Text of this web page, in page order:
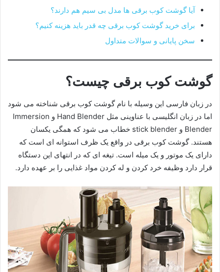
آیا گوشت کوب برقی ها مدل بی سیم هم دارند؟
برای خرید گوشت کوب برقی چه قدر باید هزینه کنیم؟
سخن پایانی و سوالات متداول
گوشت کوب برقی چیست؟
در زبان فارسی این وسیله با نام گوشت کوب برقی شناخته می شود
اما در زبان انگلیسی با عناوینی مثل Hand Blender و Immersion
Blender و stick blender خطاب می شود که همگی یکسان
هستند. گوشت کوب برقی در واقع یک ظرف استوانه ای است که
دارای یک موتور و یک میله است. تیغه ای که در انتهای این دستگاه
قرار دارد وظیفه خرد کردن و له کردن مواد غذایی را بر عهده دارد.